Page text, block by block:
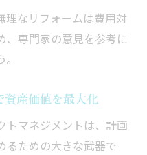
理なリフォームは費用対
、専門家の意見を参考に
資産価値を最大化
トマネジメントは、計画
るための大きな武器で